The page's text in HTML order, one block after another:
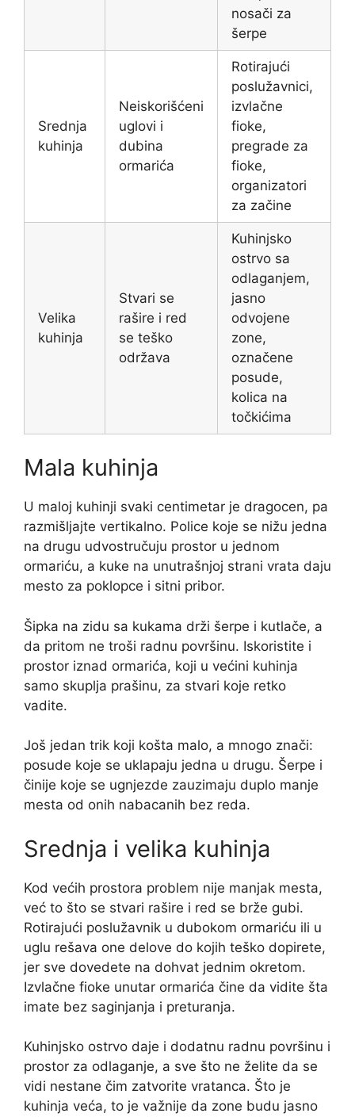
nosači za
šerpe
Srednja
kuhinja
Neiskorišćeni
uglovi i
dubina
ormarića
Rotirajući
poslužavnici,
izvlačne
fioke,
pregrade za
fioke,
organizatori
za začine
Velika
kuhinja
Stvari se
rašire i red
se teško
održava
Kuhinjsko
ostrvo sa
odlaganjem,
jasno
odvojene
zone,
označene
posude,
kolica na
točkićima
Mala kuhinja
U maloj kuhinji svaki centimetar je dragocen, pa
razmišljajte vertikalno. Police koje se nižu jedna
na drugu udvostručuju prostor u jednom
ormariću, a kuke na unutrašnjoj strani vrata daju
mesto za poklopce i sitni pribor.
Šipka na zidu sa kukama drži šerpe i kutlače, a
da pritom ne troši radnu površinu. Iskoristite i
prostor iznad ormarića, koji u većini kuhinja
samo skuplja prašinu, za stvari koje retko
vadite.
Još jedan trik koji košta malo, a mnogo znači:
posude koje se uklapaju jedna u drugu. Šerpe i
činije koje se ugnjezde zauzimaju duplo manje
mesta od onih nabacanih bez reda.
Srednja i velika kuhinja
Kod većih prostora problem nije manjak mesta,
već to što se stvari rašire i red se brže gubi.
Rotirajući poslužavnik u dubokom ormariću ili u
uglu rešava one delove do kojih teško dopirete,
jer sve dovedete na dohvat jednim okretom.
Izvlačne fioke unutar ormarića čine da vidite šta
imate bez saginjanja i preturanja.
Kuhinjsko ostrvo daje i dodatnu radnu površinu i
prostor za odlaganje, a sve što ne želite da se
vidi nestane čim zatvorite vratanca. Što je
kuhinja veća, to je važnije da zone budu jasno